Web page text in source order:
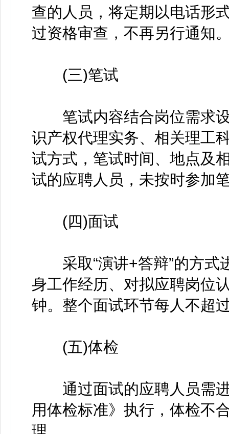
查的人员，将定期以电话形
过资格审查，不再另行通知
(三)笔试
笔试内容结合岗位需求设
识产权代理实务、相关理工
试方式，笔试时间、地点及
试的应聘人员，未按时参加
(四)面试
采取“演讲+答辩”的方式
身工作经历、对拟应聘岗位
钟。整个面试环节每人不超
(五)体检
通过面试的应聘人员需进
用体检标准》执行，体检不